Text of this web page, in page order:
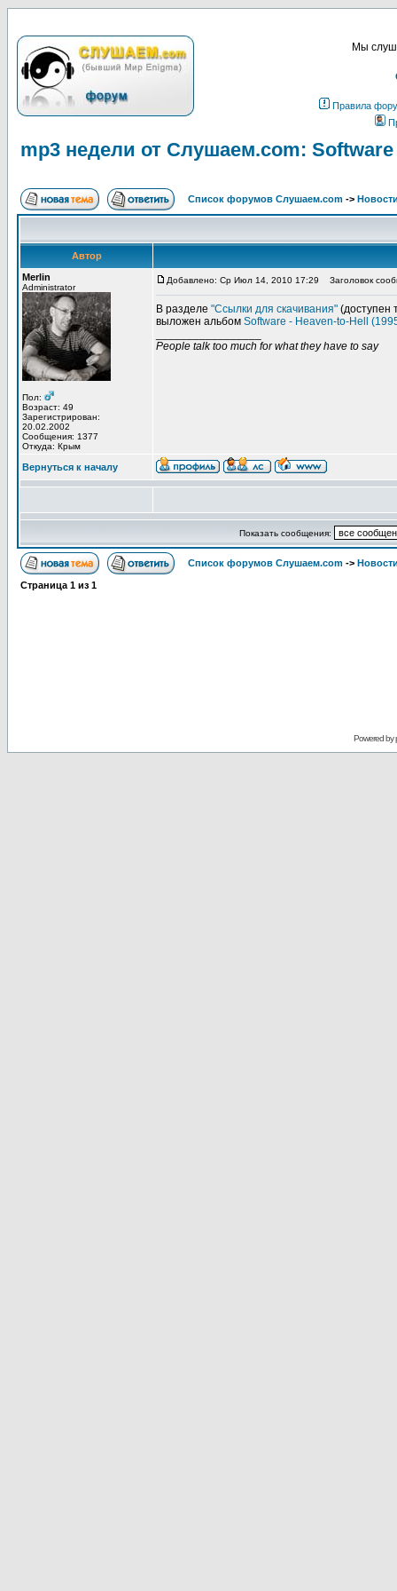
Мы
Правила
mp3 недели от Слушаем.com: Software
Список форумов Слушаем.com ->
Автор
Merlin
Administrator
Пол:
Возраст: 49
Зарегистрирован:
20.02.2002
Сообщения: 1377
Откуда: Крым
Добавлено: Ср Июл 14, 2010 17:29 Заголовок
В разделе "Ссылки для скачивания" (доступен
выложен альбом Software - Heaven-to-Hell
People talk too much for what they have to say
Вернуться к началу
Показать сообщения:
Список форумов Слушаем.com ->
Страница 1 из 1
Powered by